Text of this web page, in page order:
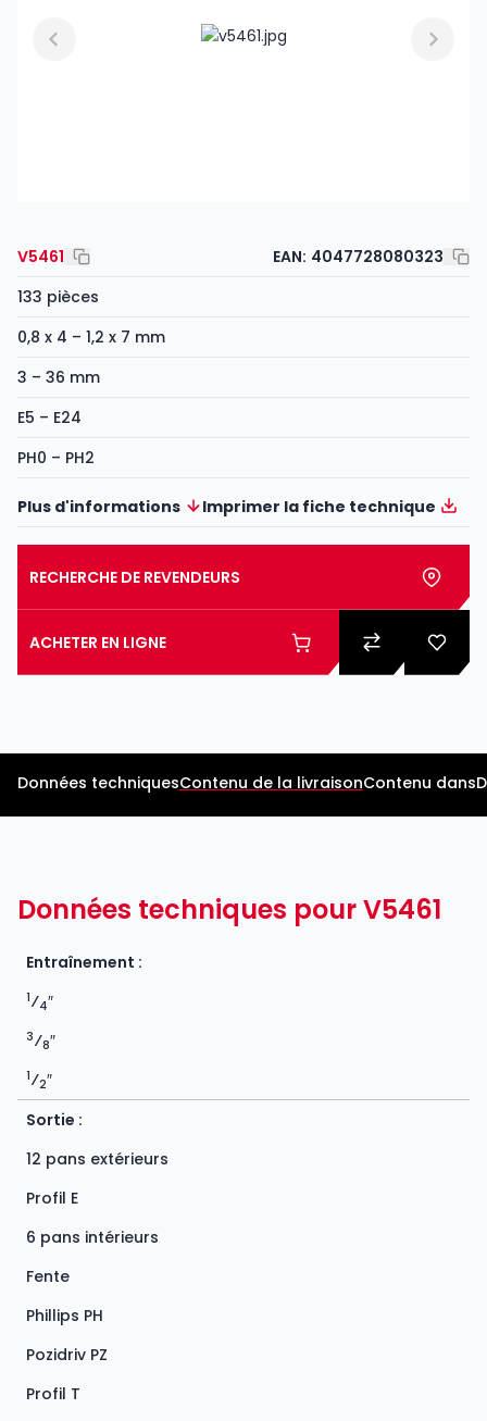
V5461 EAN: 4047728080323
133 pièces
0,8 x 4 – 1,2 x 7 mm
3 – 36 mm
E5 – E24
PH0 – PH2
Plus d'informations Imprimer la fiche technique
RECHERCHE DE REVENDEURS
ACHETER EN LIGNE
Données techniquesContenu de la livraisonContenu dans
Données techniques pour V5461
Entraînement :
1⁄4″
3⁄8″
1⁄2″
Sortie :
12 pans extérieurs
Profil E
6 pans intérieurs
Fente
Phillips PH
Pozidriv PZ
Profil T